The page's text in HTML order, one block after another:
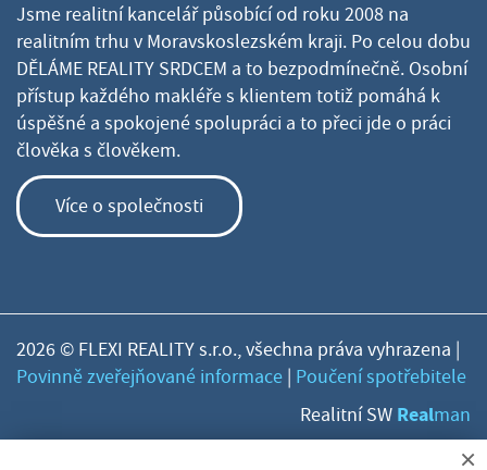
Jsme realitní kancelář působící od roku 2008 na
realitním trhu v Moravskoslezském kraji. Po celou dobu
DĚLÁME REALITY SRDCEM a to bezpodmínečně. Osobní
přístup každého makléře s klientem totiž pomáhá k
úspěšné a spokojené spolupráci a to přeci jde o práci
člověka s člověkem.
Více o společnosti
2026 © FLEXI REALITY s.r.o., všechna práva vyhrazena |
Povinně zveřejňované informace | Poučení spotřebitele
Realitní SW Realman
×